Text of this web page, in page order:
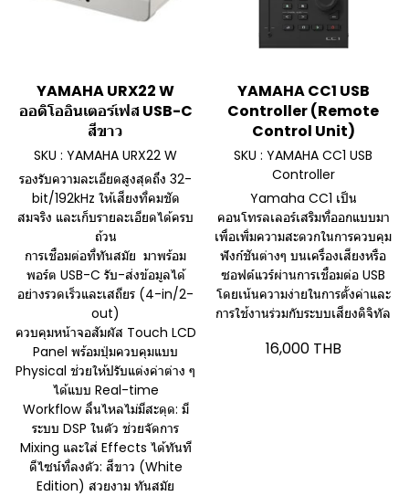
YAMAHA URX22 W
ออดิโออินเตอร์เฟส USB-C
สีขาว
SKU : YAMAHA URX22 W
รองรับความละเอียดสูงสุดถึง 32-
bit/192kHz ให้เสียงที่คมชัด
สมจริง และเก็บรายละเอียดได้ครบ
ถ้วน
การเชื่อมต่อที่ทันสมัย มาพร้อม
พอร์ต USB-C รับ-ส่งข้อมูลได้
อย่างรวดเร็วและเสถียร (4-in/2-
out)
ควบคุมหน้าจอสัมผัส Touch LCD
Panel พร้อมปุ่มควบคุมแบบ
Physical ช่วยให้ปรับแต่งค่าต่าง ๆ
ได้แบบ Real-time
Workflow ลื่นไหลไม่มีสะดุด: มี
ระบบ DSP ในตัว ช่วยจัดการ
Mixing และใส่ Effects ได้ทันที
ดีไซน์ที่ลงตัว: สีขาว (White
Edition) สวยงาม ทันสมัย
YAMAHA CC1 USB
Controller (Remote
Control Unit)
SKU : YAMAHA CC1 USB
Controller
Yamaha CC1 เป็น
คอนโทรลเลอร์เสริมที่ออกแบบมา
เพื่อเพิ่มความสะดวกในการควบคุม
ฟังก์ชันต่างๆ บนเครื่องเสียงหรือ
ซอฟต์แวร์ผ่านการเชื่อมต่อ USB
โดยเน้นความง่ายในการตั้งค่าและ
การใช้งานร่วมกับระบบเสียงดิจิทัล
16,000 THB